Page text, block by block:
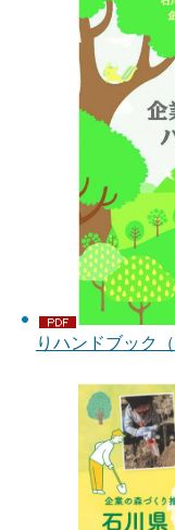
りハンドブック